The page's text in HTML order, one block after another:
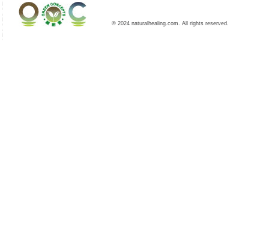
© 2024 naturalhealing.com. All rights reserved.